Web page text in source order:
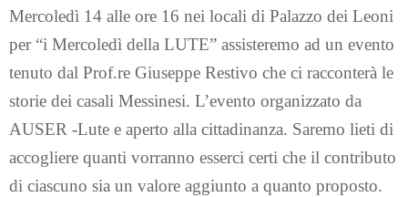
Mercoledì 14 alle ore 16 nei locali di Palazzo dei Leoni
per “i Mercoledì della LUTE” assisteremo ad un evento
tenuto dal Prof.re Giuseppe Restivo che ci racconterà le
storie dei casali Messinesi. L’evento organizzato da
AUSER -Lute e aperto alla cittadinanza. Saremo lieti di
accogliere quanti vorranno esserci certi che il contributo
di ciascuno sia un valore aggiunto a quanto proposto.